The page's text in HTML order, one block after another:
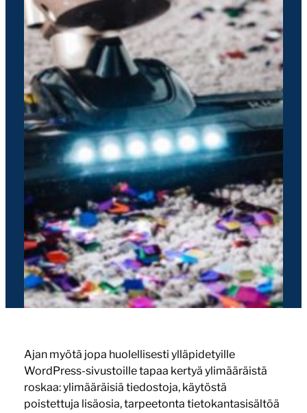
Ajan myötä jopa huolellisesti ylläpidetyille
WordPress-sivustoille tapaa kertyä ylimääräistä
roskaa: ylimääräisiä tiedostoja, käytöstä
poistettuja lisäosia, tarpeetonta tietokantasisältöä